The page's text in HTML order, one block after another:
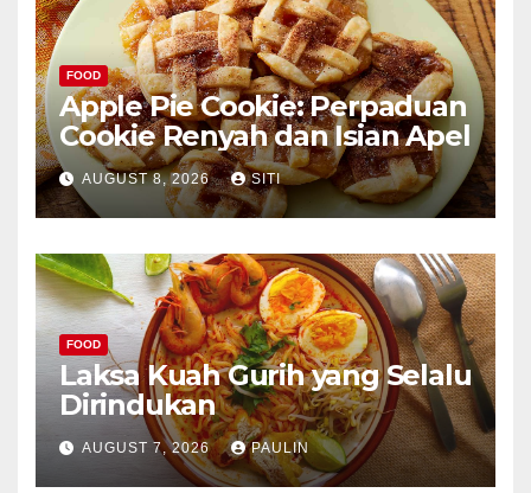
FOOD
Apple Pie Cookie: Perpaduan
Cookie Renyah dan Isian Apel
AUGUST 8, 2026 SITI
FOOD
Laksa Kuah Gurih yang Selalu
Dirindukan
AUGUST 7, 2026 PAULIN